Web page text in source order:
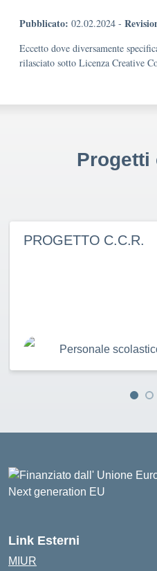
Pubblicato: 02.02.2024 -
Eccetto dove diversamente
rilasciato sotto Licenza Creative
Progetti
PROGETTO C.C.R.
Personale
Link Esterni
MIUR